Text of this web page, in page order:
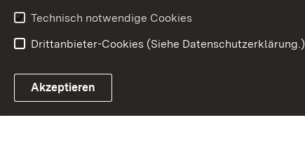
Technisch notwendige Cookies
Drittanbieter-Cookies (Siehe Datenschutzerklärung.)
Akzeptieren